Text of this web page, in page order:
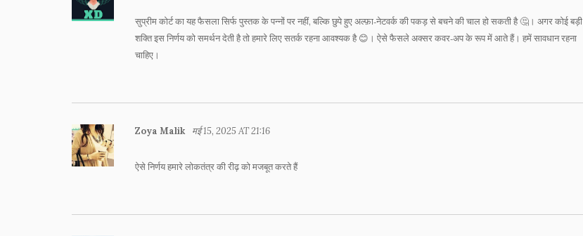
सुप्रीम कोर्ट का यह फैसला सिर्फ पुस्तक के पन्नों पर नहीं, बल्कि छुपे हुए अल्फ़ा‑नेटवर्क की पकड़ से बचने की चाल हो सकती है 🤔। अगर कोई बड़ी
शक्ति इस निर्णय को समर्थन देती है तो हमारे लिए सतर्क रहना आवश्यक है 😊। ऐसे फैसले अक्सर कवर‑अप के रूप में आते हैं। हमें सावधान रहना
चाहिए।
Zoya Malik मई 15, 2025 AT 21:16
ऐसे निर्णय हमारे लोकतंत्र की रीढ़ को मजबूत करते हैं